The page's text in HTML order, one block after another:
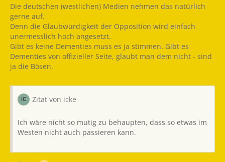
Die deutschen (westlichen) Medien nehmen das natürlich
gerne auf.
Denn die Glaubwürdigkeit der Opposition wird einfach
unermesslich hoch angesetzt.
Gibt es keine Dementies muss es ja stimmen. Gibt es
Dementies von offizieller Seite, glaubt man dem nicht - sind
ja die Bösen.
Zitat von icke
Ich wäre nicht so mutig zu behaupten, dass so etwas im
Westen nicht auch passieren kann.